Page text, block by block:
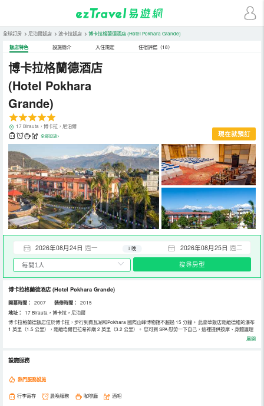
全球訂房 > 尼泊爾飯店 > 波卡拉飯店 > 博卡拉格蘭德酒店(Hotel Pokhara Grande)
飯店特色 設施簡介 入住規定 住宿評鑑（18）
博卡拉格蘭德酒店
(Hotel Pokhara
Grande)
17 Birauta，博卡拉，尼泊爾
全部設施> 現在就預訂
2026年08月24日 週一 2026年08月25日 週二
1 晚
搜尋房型
博卡拉格蘭德酒店(Hotel Pokhara Grande)
開幕時間： 2007 裝修時間： 2015
地址：
17 Birauta，博卡拉，尼泊爾
博卡拉格蘭德飯店位於博卡拉，步行到費瓦湖和Pokhara 國際山峰博物館不超過 15 分鐘。 此豪華飯店距離德維的瀑布
1 英里（1.5 公里），距離塔爾巴拉希神廟 2 英里（3.2 公里）。 您可到 SPA 慰勞一下自己，這裡提供按摩、身體護理
和麵部護理。如果想要休閒地度假，可好好利用健身俱樂部、室外游泳池和桑拿。此飯店還提供免費 WiFi、禮賓服務和
禮品店/報攤。 飯店設有 2 間餐廳，您可以選擇到Thasang Restaurant簡單吃一點，也可以待在房間里，享受 24 小時
供收費的自助式早餐。 特色服務/設施包括商務中心、乾洗/洗衣服務和24 小時前台服務。計劃在博卡拉舉辦活動？這家
飯店擁有 900 平方公尺（9688 平方英尺）的空間，包括會議中心和會議室。24 小時從機場到飯店的班車是免費的。
頻道可滿足您的娛樂需求。浴室提供淋浴設施、免費洗浴用品和吹風機。便利設施包括電話，以及保險箱和書桌。
展開
設施服務
熱門服務設施
行李寄存 晨喚服務 咖啡廳 酒吧